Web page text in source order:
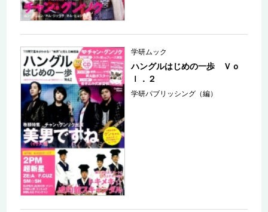
学研ムック
ハングルはじめの一歩 Ｖｏ
ｌ．２
学研パブリッシング（編）